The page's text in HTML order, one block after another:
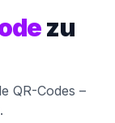
zu
QR-Codes –